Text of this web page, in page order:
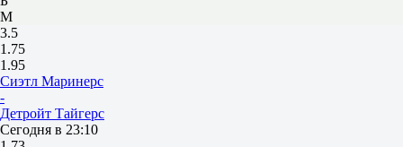
М
3.5
1.75
1.95
Сиэтл Маринерс
-
Детройт Тайгерс
Сегодня в 23:10